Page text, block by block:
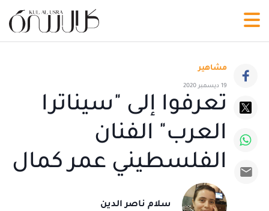
مشاهير
19 ديسمبر 2020
تعرفوا إلى "سيناترا
العرب" الفنان
الفلسطيني عمر كمال
سلام ناصر الدين